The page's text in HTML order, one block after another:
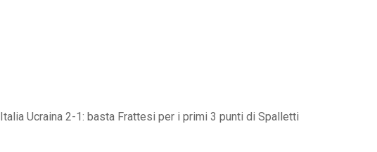
Italia Ucraina 2-1: basta Frattesi per i primi 3 punti di Spalletti